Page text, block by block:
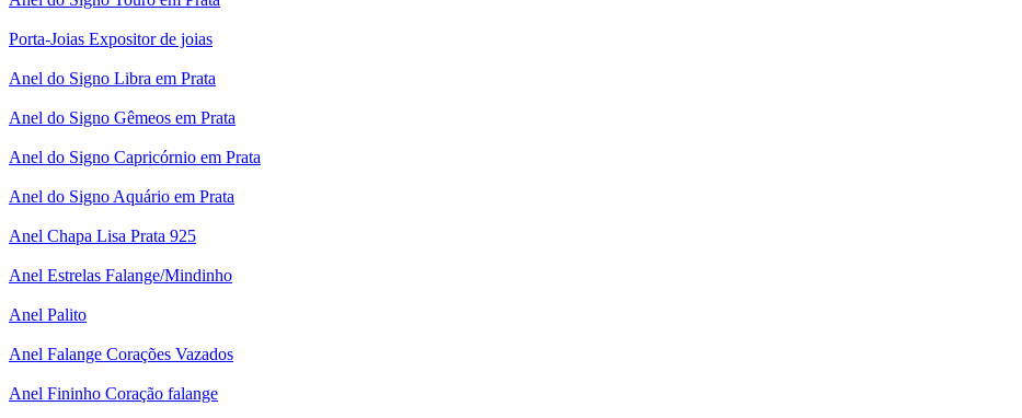
Porta-Joias Expositor de joias
Anel do Signo Libra em Prata
Anel do Signo Gêmeos em Prata
Anel do Signo Capricórnio em Prata
Anel do Signo Aquário em Prata
Anel Chapa Lisa Prata 925
Anel Estrelas Falange/Mindinho
Anel Palito
Anel Falange Corações Vazados
Anel Fininho Coração falange